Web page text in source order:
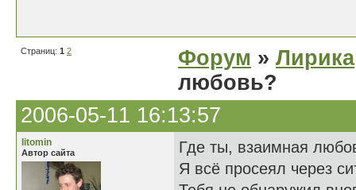
Страниц: 1 2 Форум » Лирика
любовь?
2006-05-11 16:13:57
litomin
Автор сайта
Где ты, взаимная
Я всё просеял через